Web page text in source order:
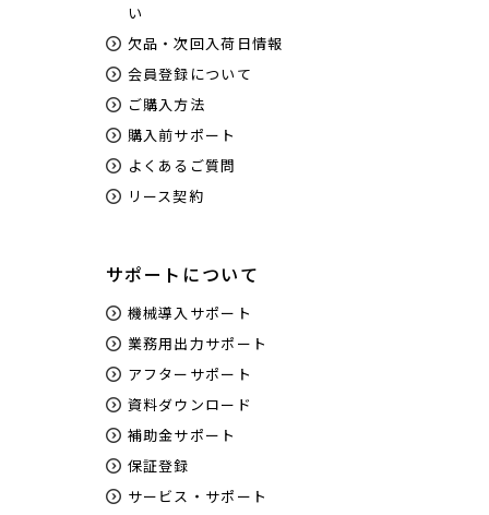
容易なセルフメンテナンス
ヘッドやキャップのセルフメンテナンスが可能です。画
質の劣化につながるメディアの紙粉や毛羽のクリーニ
ノズル抜け時など都度サービスエンジニアを呼ぶ必要
がないため、ダウンタイムを削減できます。
SC2CS（クリーニング棒）はオプションです。
い
欠品・次回入荷日情報
会員登録について
ご購入方法
購入前サポート
よくあるご質問
リース契約
サポートについて
機械導入サポート
業務用出力サポート
アフターサポート
資料ダウンロード
補助金サポート
保証登録
サービス・サポート